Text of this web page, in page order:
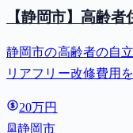
【静岡市】高齢
静岡市の高齢者の自
リアフリー改修費用
20万円
静岡市